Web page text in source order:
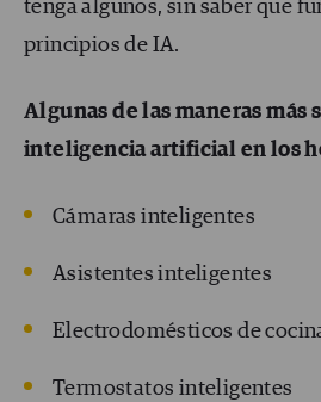
tenga algunos, sin saber que
principios de IA.
Algunas de las maneras
inteligencia artificial en los
Cámaras inteligentes
Asistentes inteligentes
Electrodomésticos de
Termostatos inteligentes